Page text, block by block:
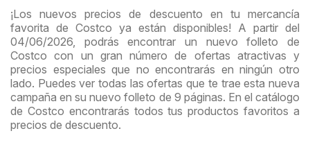
¡Los nuevos precios de descuento en tu mercancía
favorita de Costco ya están disponibles! A partir del
04/06/2026, podrás encontrar un nuevo folleto de
Costco con un gran número de ofertas atractivas y
precios especiales que no encontrarás en ningún otro
lado. Puedes ver todas las ofertas que te trae esta nueva
campaña en su nuevo folleto de 9 páginas. En el catálogo
de Costco encontrarás todos tus productos favoritos a
precios de descuento.